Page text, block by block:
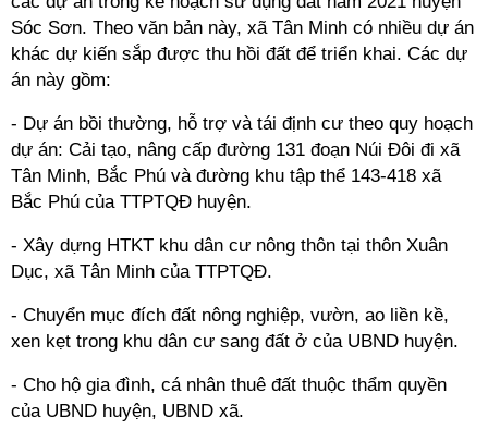
Sóc Sơn. Theo văn bản này, xã Tân Minh có nhiều dự án
khác dự kiến sắp được thu hồi đất để triển khai. Các dự
án này gồm:
- Dự án bồi thường, hỗ trợ và tái định cư theo quy hoạch
dự án: Cải tạo, nâng cấp đường 131 đoạn Núi Đôi đi xã
Tân Minh, Bắc Phú và đường khu tập thể 143-418 xã
Bắc Phú của TTPTQĐ huyện.
- Xây dựng HTKT khu dân cư nông thôn tại thôn Xuân
Dục, xã Tân Minh của TTPTQĐ.
- Chuyển mục đích đất nông nghiệp, vườn, ao liền kề,
xen kẹt trong khu dân cư sang đất ở của UBND huyện.
- Cho hộ gia đình, cá nhân thuê đất thuộc thẩm quyền
của UBND huyện, UBND xã.